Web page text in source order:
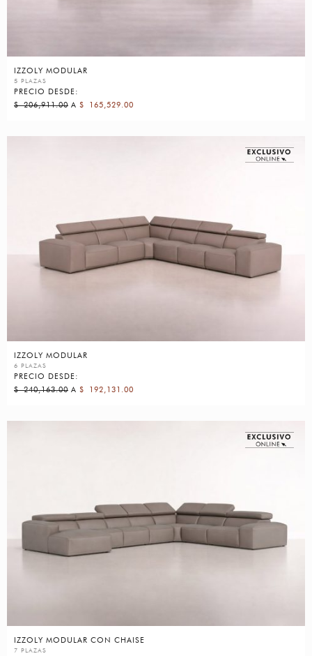
IZZOLY MODULAR
5 PLAZAS
PRECIO DESDE:
$206,911.00 A $ 165,529.00
IZZOLY MODULAR
6 PLAZAS
PRECIO DESDE:
$240,163.00 A $ 192,131.00
IZZOLY MODULAR CON CHAISE
7 PLAZAS